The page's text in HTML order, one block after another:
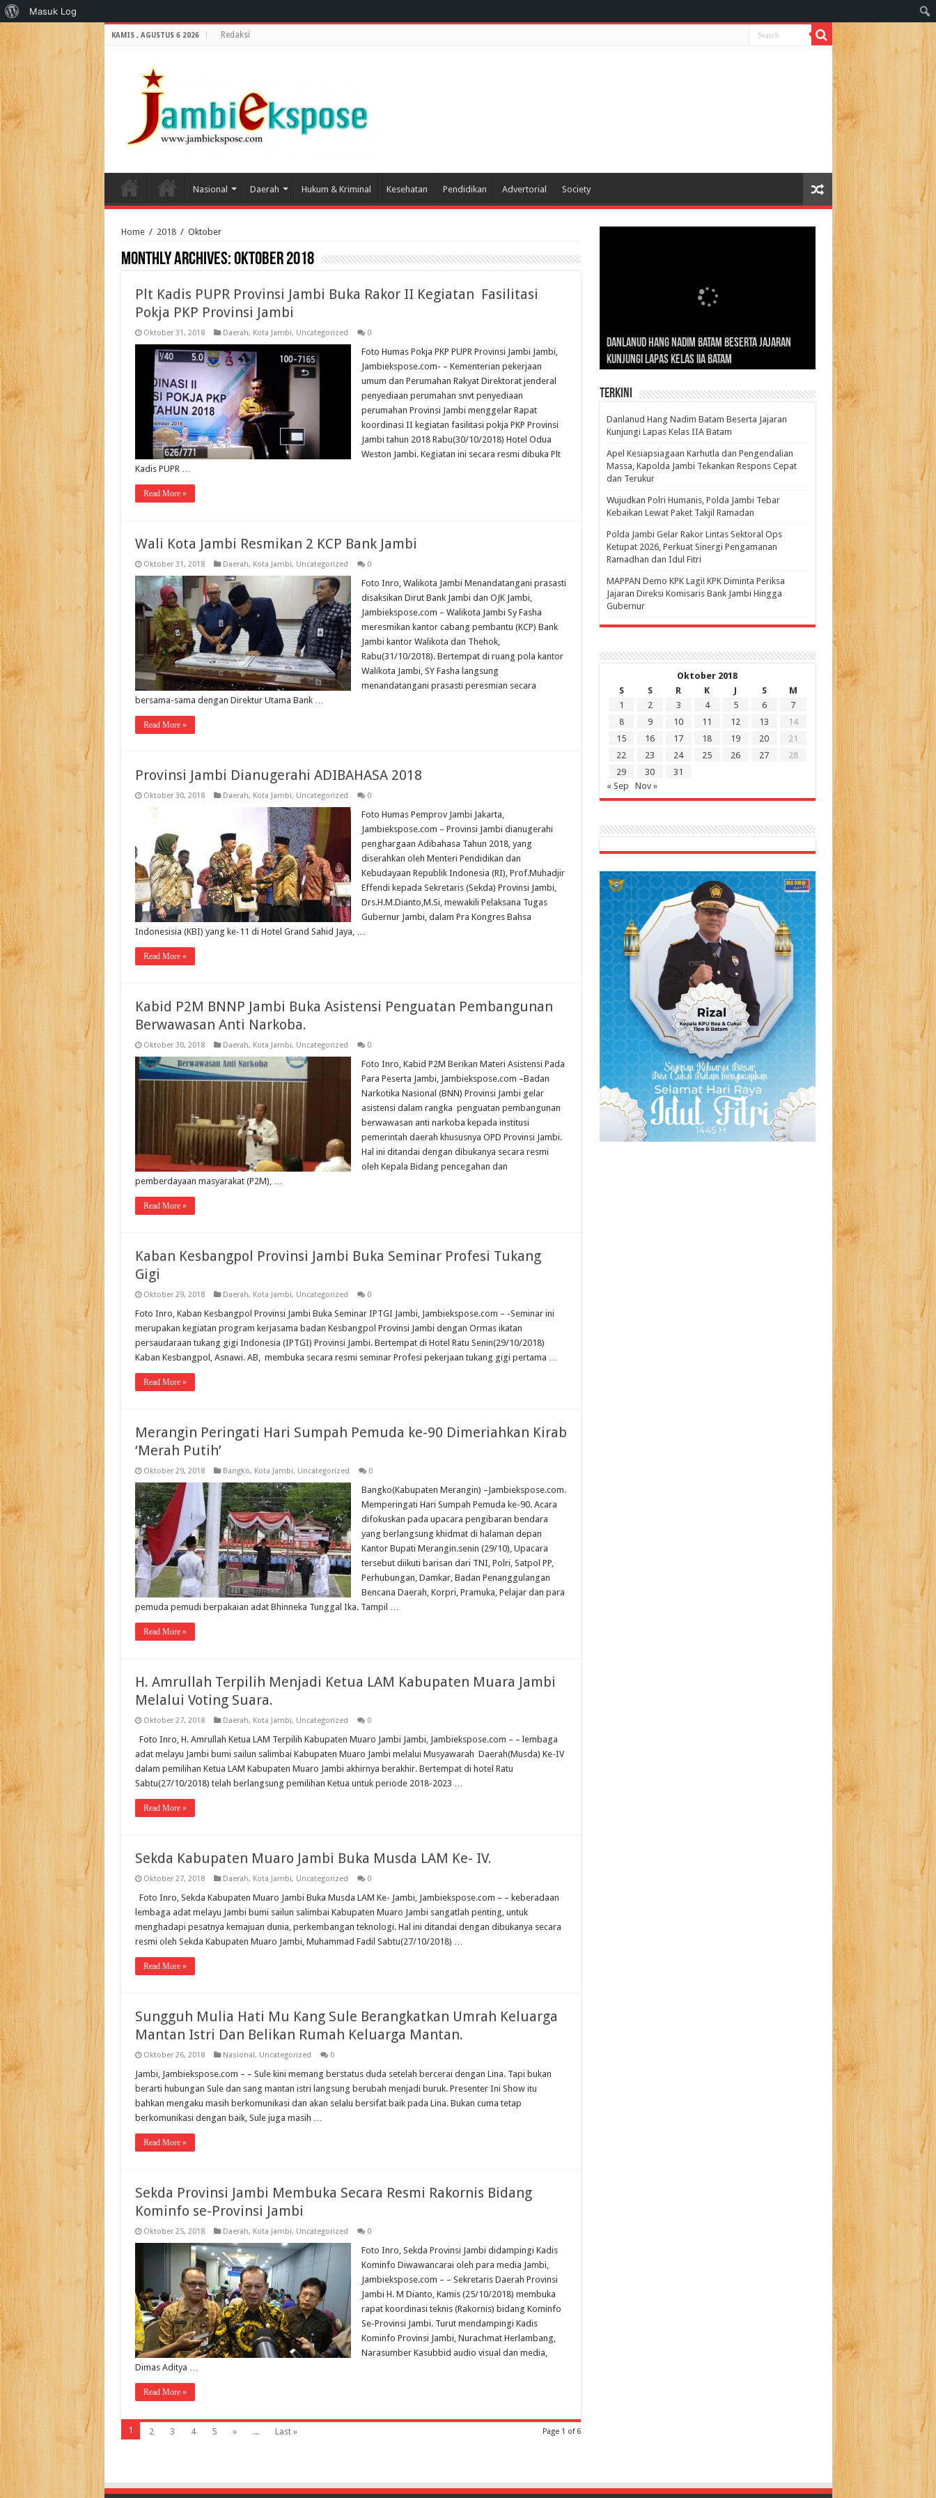
KAMIS , AGUSTUS 6 2026 Redaksi
Nasional Daerah Hukum & Kriminal Kesehatan Pendidikan Advertorial Society
Home / 2018 / Oktober
Monthly Archives:Oktober 2018
Plt Kadis PUPR Provinsi Jambi Buka Rakor II Kegiatan Fasilitasi
Pokja PKP Provinsi Jambi
Oktober 31, 2018 Daerah, Kota Jambi, Uncategorized 0
Foto Humas Pokja PKP PUPR Provinsi Jambi Jambi,
Jambiekspose.com- – Kementerian pekerjaan
umum dan Perumahan Rakyat Direktorat jenderal
penyediaan perumahan snvt penyediaan
perumahan Provinsi Jambi menggelar Rapat
koordinasi II kegiatan fasilitasi pokja PKP Provinsi
Jambi tahun 2018 Rabu(30/10/2018) Hotel Odua
Weston Jambi. Kegiatan ini secara resmi dibuka Plt
Kadis PUPR …
Read More »
Wali Kota Jambi Resmikan 2 KCP Bank Jambi
Oktober 31, 2018 Daerah, Kota Jambi, Uncategorized 0
Foto Inro, Walikota Jambi Menandatangani prasasti
disaksikan Dirut Bank Jambi dan OJK Jambi,
Jambiekspose.com – Walikota Jambi Sy Fasha
meresmikan kantor cabang pembantu (KCP) Bank
Jambi kantor Walikota dan Thehok,
Rabu(31/10/2018). Bertempat di ruang pola kantor
Walikota Jambi, SY Fasha langsung
menandatangani prasasti peresmian secara
bersama-sama dengan Direktur Utama Bank …
Read More »
Provinsi Jambi Dianugerahi ADIBAHASA 2018
Oktober 30, 2018 Daerah, Kota Jambi, Uncategorized 0
Foto Humas Pemprov Jambi Jakarta,
Jambiekspose.com – Provinsi Jambi dianugerahi
penghargaan Adibahasa Tahun 2018, yang
diserahkan oleh Menteri Pendidikan dan
Kebudayaan Republik Indonesia (RI), Prof.Muhadjir
Effendi kepada Sekretaris (Sekda) Provinsi Jambi,
Drs.H.M.Dianto,M.Si, mewakili Pelaksana Tugas
Gubernur Jambi, dalam Pra Kongres Bahsa
Indonesisia (KBI) yang ke-11 di Hotel Grand Sahid Jaya, …
Read More »
Kabid P2M BNNP Jambi Buka Asistensi Penguatan Pembangunan
Berwawasan Anti Narkoba.
Oktober 30, 2018 Daerah, Kota Jambi, Uncategorized 0
Foto Inro, Kabid P2M Berikan Materi Asistensi Pada
Para Peserta Jambi, Jambiekspose.com –Badan
Narkotika Nasional (BNN) Provinsi Jambi gelar
asistensi dalam rangka penguatan pembangunan
berwawasan anti narkoba kepada institusi
pemerintah daerah khususnya OPD Provinsi Jambi.
Hal ini ditandai dengan dibukanya secara resmi
oleh Kepala Bidang pencegahan dan
pemberdayaan masyarakat (P2M), …
Read More »
Kaban Kesbangpol Provinsi Jambi Buka Seminar Profesi Tukang
Gigi
Oktober 29, 2018 Daerah, Kota Jambi, Uncategorized 0
Foto Inro, Kaban Kesbangpol Provinsi Jambi Buka Seminar IPTGI Jambi, Jambiekspose.com – -Seminar ini
merupakan kegiatan program kerjasama badan Kesbangpol Provinsi Jambi dengan Ormas ikatan
persaudaraan tukang gigi Indonesia (IPTGI) Provinsi Jambi. Bertempat di Hotel Ratu Senin(29/10/2018)
Kaban Kesbangpol, Asnawi. AB, membuka secara resmi seminar Profesi pekerjaan tukang gigi pertama …
Read More »
Merangin Peringati Hari Sumpah Pemuda ke-90 Dimeriahkan Kirab
‘Merah Putih’
Oktober 29, 2018 Bangko, Kota Jambi, Uncategorized 0
Bangko(Kabupaten Merangin) –Jambiekspose.com.
Memperingati Hari Sumpah Pemuda ke-90. Acara
difokuskan pada upacara pengibaran bendara
yang berlangsung khidmat di halaman depan
Kantor Bupati Merangin.senin (29/10), Upacara
tersebut diikuti barisan dari TNI, Polri, Satpol PP,
Perhubungan, Damkar, Badan Penanggulangan
Bencana Daerah, Korpri, Pramuka, Pelajar dan para
pemuda pemudi berpakaian adat Bhinneka Tunggal Ika. Tampil …
Read More »
H. Amrullah Terpilih Menjadi Ketua LAM Kabupaten Muara Jambi
Melalui Voting Suara.
Oktober 27, 2018 Daerah, Kota Jambi, Uncategorized 0
Foto Inro, H. Amrullah Ketua LAM Terpilih Kabupaten Muaro Jambi Jambi, Jambiekspose.com – – lembaga
adat melayu Jambi bumi sailun salimbai Kabupaten Muaro Jambi melalui Musyawarah Daerah(Musda) Ke-IV
dalam pemilihan Ketua LAM Kabupaten Muaro Jambi akhirnya berakhir. Bertempat di hotel Ratu
Sabtu(27/10/2018) telah berlangsung pemilihan Ketua untuk periode 2018-2023 …
Read More »
Sekda Kabupaten Muaro Jambi Buka Musda LAM Ke- IV.
Oktober 27, 2018 Daerah, Kota Jambi, Uncategorized 0
Foto Inro, Sekda Kabupaten Muaro Jambi Buka Musda LAM Ke- Jambi, Jambiekspose.com – – keberadaan
lembaga adat melayu Jambi bumi sailun salimbai Kabupaten Muaro Jambi sangatlah penting, untuk
menghadapi pesatnya kemajuan dunia, perkembangan teknologi. Hal ini ditandai dengan dibukanya secara
resmi oleh Sekda Kabupaten Muaro Jambi, Muhammad Fadil Sabtu(27/10/2018) …
Read More »
Sungguh Mulia Hati Mu Kang Sule Berangkatkan Umrah Keluarga
Mantan Istri Dan Belikan Rumah Keluarga Mantan.
Oktober 26, 2018 Nasional, Uncategorized 0
Jambi, Jambiekspose.com – – Sule kini memang berstatus duda setelah bercerai dengan Lina. Tapi bukan
berarti hubungan Sule dan sang mantan istri langsung berubah menjadi buruk. Presenter Ini Show itu
bahkan mengaku masih berkomunikasi dan akan selalu bersifat baik pada Lina. Bukan cuma tetap
berkomunikasi dengan baik, Sule juga masih …
Read More »
Sekda Provinsi Jambi Membuka Secara Resmi Rakornis Bidang
Kominfo se-Provinsi Jambi
Oktober 25, 2018 Daerah, Kota Jambi, Uncategorized 0
Foto Inro, Sekda Provinsi Jambi didampingi Kadis
Kominfo Diwawancarai oleh para media Jambi,
Jambiekspose.com – – Sekretaris Daerah Provinsi
Jambi H. M Dianto, Kamis (25/10/2018) membuka
rapat koordinasi teknis (Rakornis) bidang Kominfo
Se-Provinsi Jambi. Turut mendampingi Kadis
Kominfo Provinsi Jambi, Nurachmat Herlambang,
Narasumber Kasubbid audio visual dan media,
Dimas Aditya …
Read More »
Page 1 of 6
1 2 3 4 5 » ... Last »
Danlanud Hang Nadim Batam Beserta Jajaran
Kunjungi Lapas Kelas IIA Batam
Silaturahmi dan Reses Komite I DPD RI di Polda
Jambi Bahas Sinergitas Penanganan Narkotika
Edukasi Pembentukan Karakter Generasi
Penerus
Cepat Beroperasi Agar Bisa Layani Masyarakat
Penuhi Kebutuhannya
Nusantara: Ratu Wangsa, Wanita Berkelas
dengan Pengaruh Internasional
Terkini
Danlanud Hang Nadim Batam Beserta Jajaran
Kunjungi Lapas Kelas IIA Batam
Apel Kesiapsiagaan Karhutla dan Pengendalian
Massa, Kapolda Jambi Tekankan Respons Cepat
dan Terukur
Wujudkan Polri Humanis, Polda Jambi Tebar
Kebaikan Lewat Paket Takjil Ramadan
Polda Jambi Gelar Rakor Lintas Sektoral Ops
Ketupat 2026, Perkuat Sinergi Pengamanan
Ramadhan dan Idul Fitri
‎MAPPAN Demo KPK Lagi! KPK Diminta Periksa
Jajaran Direksi Komisaris Bank Jambi Hingga
Gubernur ‎
Oktober 2018
S
S R K J S
M
1
2 3 4 5 6
7
8
9 10 11 12 13
14
15
16 17 18 19 20
21
22
23 24 25 26 27
28
29
30
31
« Sep
Nov »
Tentang
WordPress
Masuk Log